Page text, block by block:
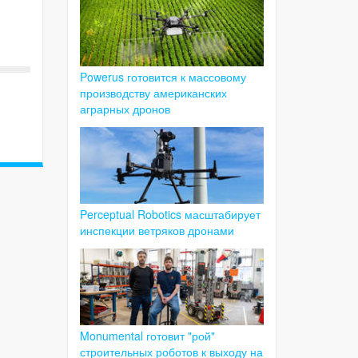
Powerus готовится к массовому
производству американских
аграрных дронов
Perceptual Robotics масштабирует
инспекции ветряков дронами
Monumental готовит "рой"
строительных роботов к выходу на